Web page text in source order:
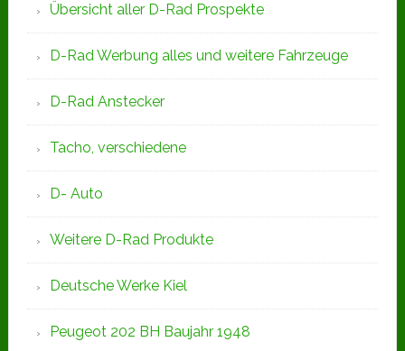
Übersicht aller D-Rad Prospekte
D-Rad Werbung alles und weitere Fahrzeuge
D-Rad Anstecker
Tacho, verschiedene
D- Auto
Weitere D-Rad Produkte
Deutsche Werke Kiel
Peugeot 202 BH Baujahr 1948